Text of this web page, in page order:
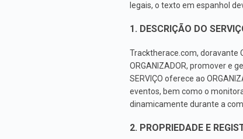
legais, o texto em espanhol
1. DESCRIÇÃO DO
Tracktherace.com, doravante
ORGANIZADOR, promover e
SERVIÇO oferece ao
eventos, bem como o
dinamicamente durante a
2. PROPRIEDADE E